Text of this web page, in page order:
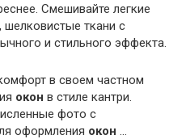
Смешивайте легкие
ткани с
и стильного эффекта.
в своем частном
окон в стиле кантри.
фото с
оформления окон …